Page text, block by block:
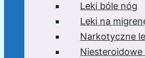
Leki bóle nóg
Leki na
Narkotyczne
Niesteroidowe